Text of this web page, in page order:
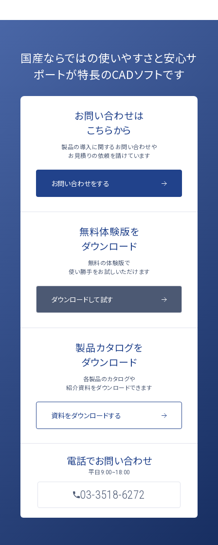
国産ならではの使いやすさと安心サ
ポートが特長のCADソフトです
お問い合わせは
こちらから
製品の導入に関するお問い合わせや
お見積りの依頼を請けています
お問い合わせをする
無料体験版を
ダウンロード
無料の体験版で
使い勝手をお試しいただけます
ダウンロードして試す
製品カタログを
ダウンロード
各製品のカタログや
紹介資料をダウンロードできます
資料をダウンロードする
電話でお問い合わせ
平日 9:00~18:00
03-3518-6272